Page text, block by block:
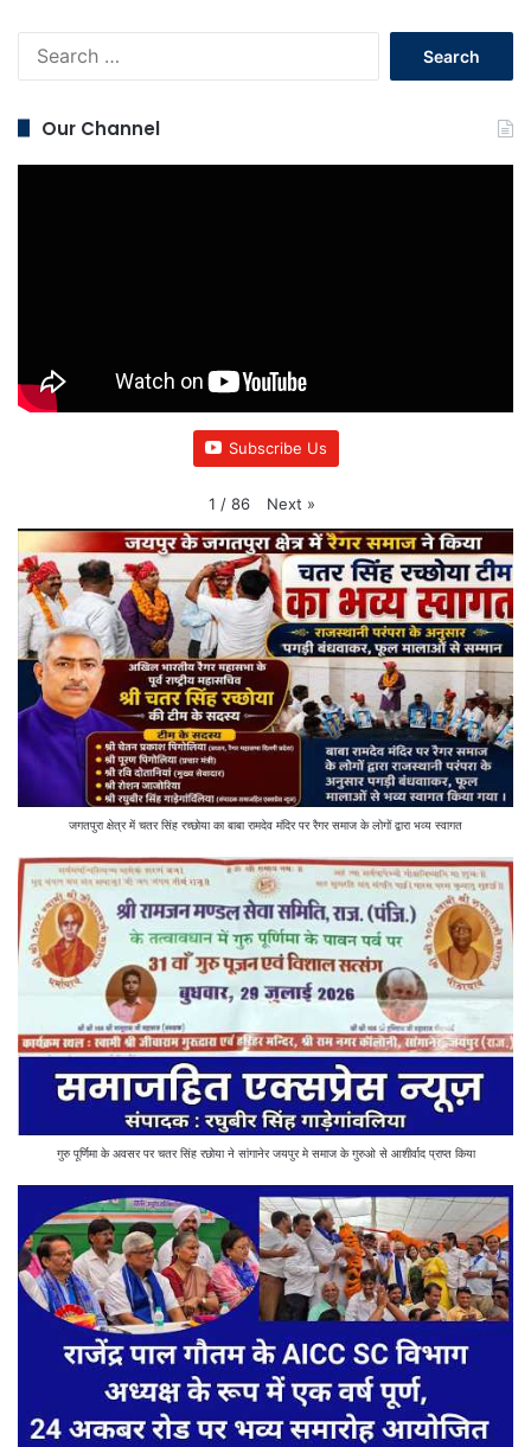
Our Channel
Subscribe Us
1 / 86 Next »
जगतपुरा क्षेत्र में चतर सिंह रच्छोया का बाबा रामदेव मंदिर पर रैगर समाज के लोगों द्वारा भव्य स्वागत
गुरु पूर्णिमा के अवसर पर चतर सिंह रछोया ने सांगानेर जयपुर मे समाज के गुरुओ से आशीर्वाद प्राप्त किया